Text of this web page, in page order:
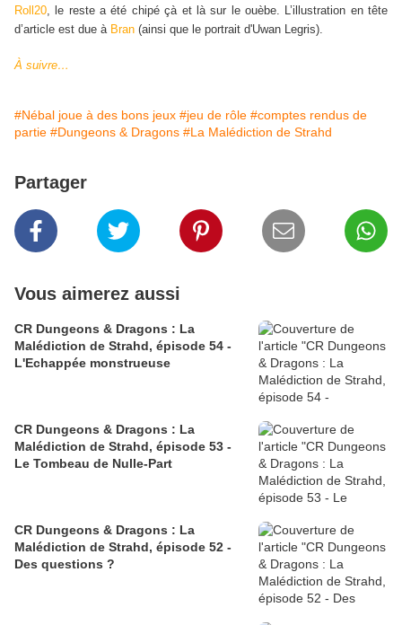
Roll20, le reste a été chipé çà et là sur le ouèbe. L’illustration en tête
d’article est due à Bran (ainsi que le portrait d'Uwan Legris).
À suivre…
#Nébal joue à des bons jeux #jeu de rôle #comptes rendus de
partie #Dungeons & Dragons #La Malédiction de Strahd
Partager
Vous aimerez aussi
CR Dungeons & Dragons : La
Malédiction de Strahd, épisode 54 -
L'Echappée monstrueuse
CR Dungeons & Dragons : La
Malédiction de Strahd, épisode 53 -
Le Tombeau de Nulle-Part
CR Dungeons & Dragons : La
Malédiction de Strahd, épisode 52 -
Des questions ?